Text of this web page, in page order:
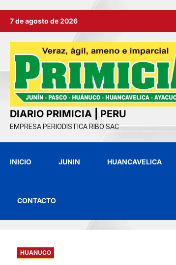
7 de agosto de 2026
DIARIO PRIMICIA | PERU
EMPRESA PERIODISTICA RIBO SAC
INICIO JUNIN HUANCAVELICA
CONTACTO
HUANUCO